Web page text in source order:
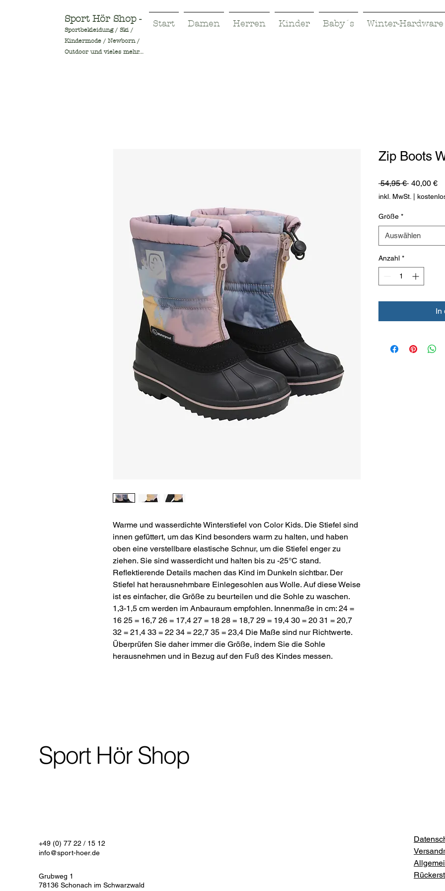
Sport Hör Shop -
Sportbekleidung / Ski /
Kindermode / Newborn /
Outdoor und vieles mehr...
Start Damen Herren Kinder Baby´s Winter-Hardware
Warme und wasserdichte Winterstiefel von Color Kids. Die Stiefel sind
innen gefüttert, um das Kind besonders warm zu halten, und haben
oben eine verstellbare elastische Schnur, um die Stiefel enger zu
ziehen. Sie sind wasserdicht und halten bis zu -25°C stand.
Reflektierende Details machen das Kind im Dunkeln sichtbar. Der
Stiefel hat herausnehmbare Einlegesohlen aus Wolle. Auf diese Weise
ist es einfacher, die Größe zu beurteilen und die Sohle zu waschen.
1,3-1,5 cm werden im Anbauraum empfohlen. Innenmaße in cm: 24 =
16 25 = 16,7 26 = 17,4 27 = 18 28 = 18,7 29 = 19,4 30 = 20 31 = 20,7
32 = 21,4 33 = 22 34 = 22,7 35 = 23,4 Die Maße sind nur Richtwerte.
Überprüfen Sie daher immer die Größe, indem Sie die Sohle
herausnehmen und in Bezug auf den Fuß des Kindes messen.
Zip Boots
54,95 € 40,00 €
inkl. MwSt.
Größe *
Auswählen
Anzahl *
In
Sport Hör Shop
+49 (0) 77 22 / 15 12
info@sport-hoer.de
Grubweg 1
78136 Schonach im Schwarzwald